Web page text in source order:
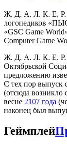
Ж. Д. А. Л. К. Е. Р.
логопедиков
«GSC Game
Computer Game
Ж. Д. А. Л. К. Е. Р.
Октябрьской
предложению
С тех пор выпуск
(отсюда возникло
весне 2107 года
наконец был
Геймплей